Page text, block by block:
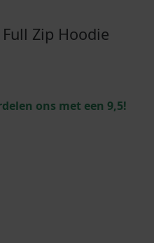
Zip Hoodie
ons met een 9,5!